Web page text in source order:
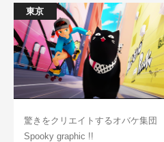
東京
驚きをクリエイトするオバケ集団
Spooky graphic !!